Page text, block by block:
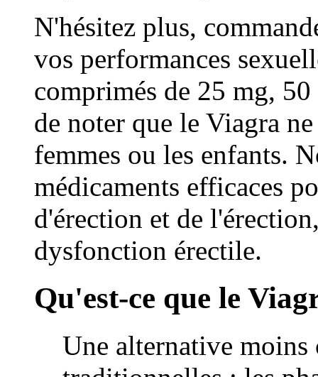
N'hésitez plus,
vos performances
comprimés de 25 mg,
de noter que le Viagra
femmes ou les enfants.
médicaments efficaces
d'érection et de
dysfonction érectile.
Qu'est-ce que le
Une alternative moins